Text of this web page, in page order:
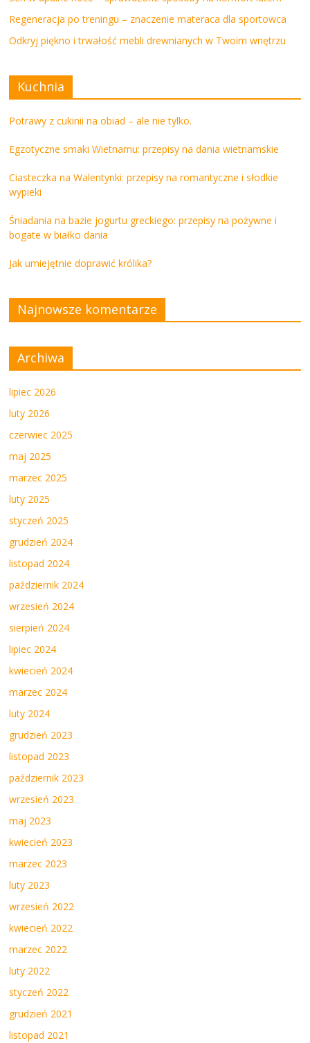
Regeneracja po treningu – znaczenie materaca dla sportowca
Odkryj piękno i trwałość mebli drewnianych w Twoim wnętrzu
Kuchnia
Potrawy z cukinii na obiad – ale nie tylko.
Egzotyczne smaki Wietnamu: przepisy na dania wietnamskie
Ciasteczka na Walentynki: przepisy na romantyczne i słodkie
wypieki
Śniadania na bazie jogurtu greckiego: przepisy na pożywne i
bogate w białko dania
Jak umiejętnie doprawić królika?
Najnowsze komentarze
Archiwa
lipiec 2026
luty 2026
czerwiec 2025
maj 2025
marzec 2025
luty 2025
styczeń 2025
grudzień 2024
listopad 2024
październik 2024
wrzesień 2024
sierpień 2024
lipiec 2024
kwiecień 2024
marzec 2024
luty 2024
grudzień 2023
listopad 2023
październik 2023
wrzesień 2023
maj 2023
kwiecień 2023
marzec 2023
luty 2023
wrzesień 2022
kwiecień 2022
marzec 2022
luty 2022
styczeń 2022
grudzień 2021
listopad 2021